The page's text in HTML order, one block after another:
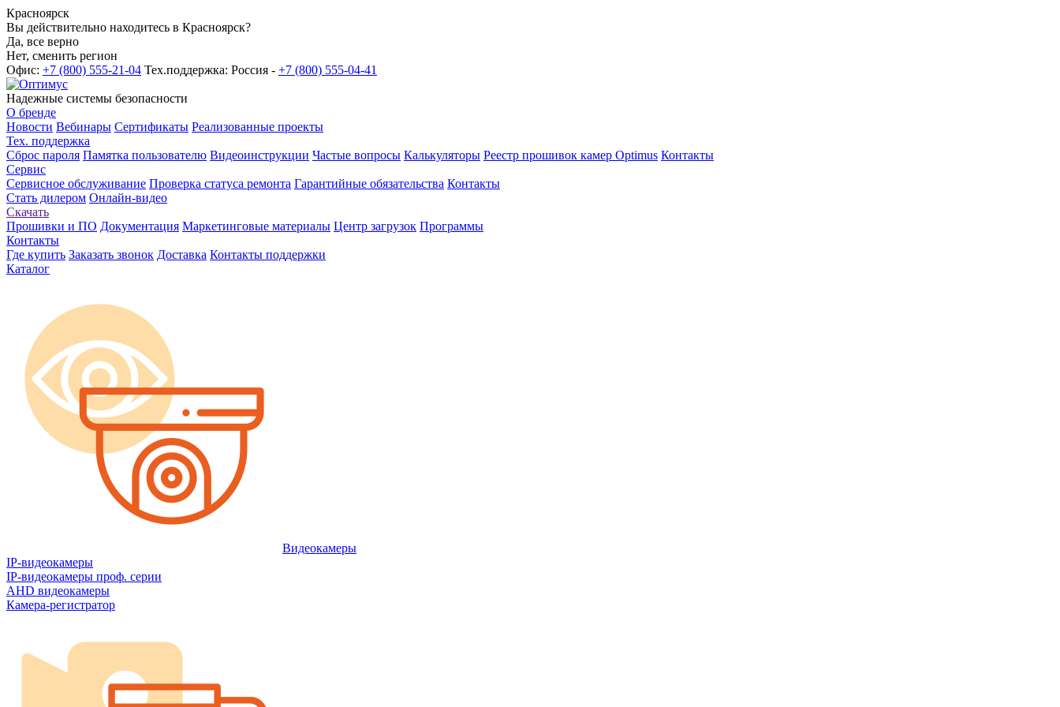
Красноярск
Вы действительно находитесь в Красноярск?
Да, все верно
Нет, сменить регион
Офис: +7 (800) 555-21-04 Тех.поддержка: Россия - +7 (800) 555-04-41
Надежные системы безопасности
О бренде
Новости Вебинары Сертификаты Реализованные проекты
Тех. поддержка
Сброс пароля Памятка пользователю Видеоинструкции Частые вопросы Калькуляторы Реестр прошивок камер Optimus Контакты
Сервис
Сервисное обслуживание Проверка статуса ремонта Гарантийные обязательства Контакты
Стать дилером Онлайн-видео
Скачать
Прошивки и ПО Документация Маркетинговые материалы Центр загрузок Программы
Контакты
Где купить Заказать звонок Доставка Контакты поддержки
Каталог
Видеокамеры
IP-видеокамеры
IP-видеокамеры проф. серии
AHD видеокамеры
Камера-регистратор